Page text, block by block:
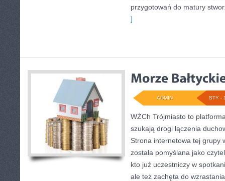
przygotowań do matury
]
STY -
ADMIN
WŻCh Trójmiasto to
szukają drogi łączenia
Strona internetowa tej grupy
została pomyślana jako
kto już uczestniczy w
ale też zachęta do